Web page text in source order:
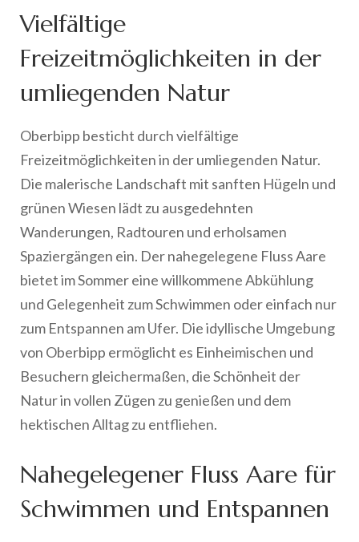
Vielfältige
Freizeitmöglichkeiten in der
umliegenden Natur
Oberbipp besticht durch vielfältige
Freizeitmöglichkeiten in der umliegenden Natur.
Die malerische Landschaft mit sanften Hügeln und
grünen Wiesen lädt zu ausgedehnten
Wanderungen, Radtouren und erholsamen
Spaziergängen ein. Der nahegelegene Fluss Aare
bietet im Sommer eine willkommene Abkühlung
und Gelegenheit zum Schwimmen oder einfach nur
zum Entspannen am Ufer. Die idyllische Umgebung
von Oberbipp ermöglicht es Einheimischen und
Besuchern gleichermaßen, die Schönheit der
Natur in vollen Zügen zu genießen und dem
hektischen Alltag zu entfliehen.
Nahegelegener Fluss Aare für
Schwimmen und Entspannen